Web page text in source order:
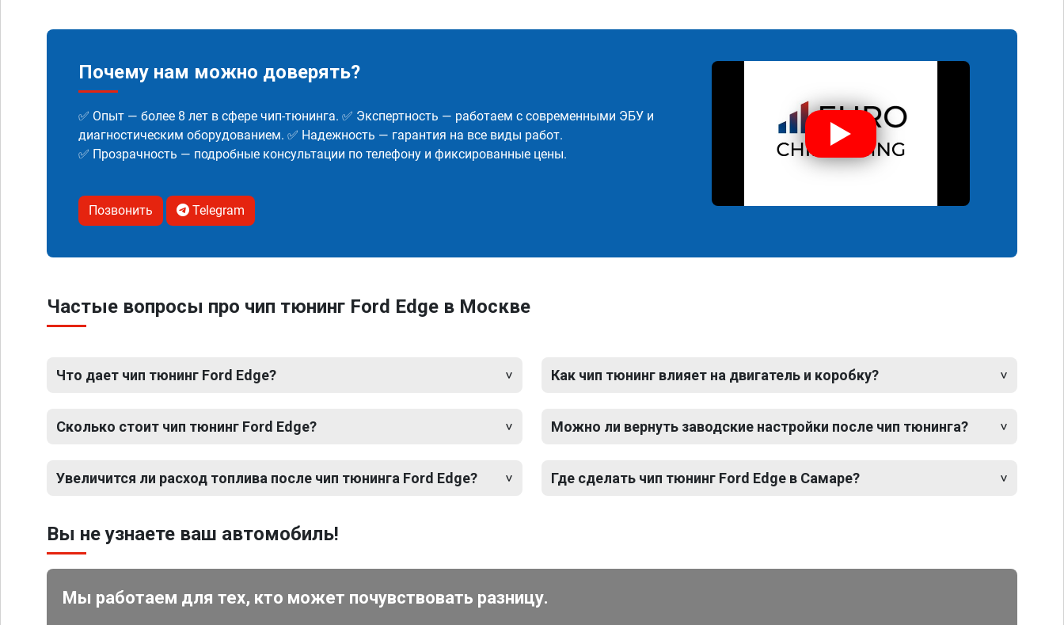
Почему нам можно доверять?
✅ Опыт — более 8 лет в сфере чип-тюнинга. ✅ Экспертность — работаем с современными ЭБУ и
диагностическим оборудованием. ✅ Надежность — гарантия на все виды работ.
✅ Прозрачность — подробные консультации по телефону и фиксированные цены.
Позвонить Telegram
Частые вопросы про чип тюнинг Ford Edge в Москве
Что дает чип тюнинг Ford Edge?
Сколько стоит чип тюнинг Ford Edge?
Увеличится ли расход топлива после чип тюнинга Ford Edge?
Как чип тюнинг влияет на двигатель и коробку?
Можно ли вернуть заводские настройки после чип тюнинга?
Где сделать чип тюнинг Ford Edge в Самаре?
Вы не узнаете ваш автомобиль!
Мы работаем для тех, кто может почувствовать разницу.